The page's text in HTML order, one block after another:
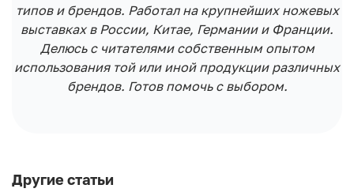
типов и брендов. Работал на крупнейших ножевых
выставках в России, Китае, Германии и Франции.
Делюсь с читателями собственным опытом
использования той или иной продукции различных
брендов. Готов помочь с выбором.
Другие статьи